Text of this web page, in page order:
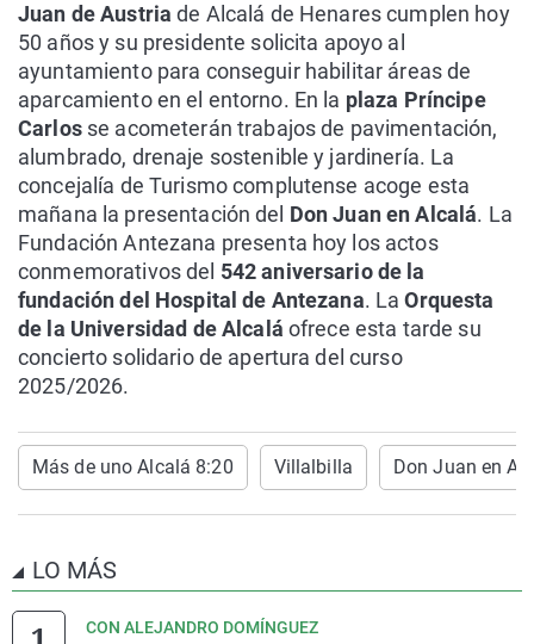
Juan de Austria de Alcalá de Henares cumplen hoy
50 años y su presidente solicita apoyo al
ayuntamiento para conseguir habilitar áreas de
aparcamiento en el entorno. En la plaza Príncipe
Carlosse acometerán trabajos de pavimentación,
alumbrado, drenaje sostenible y jardinería. La
concejalía de Turismo complutense acoge esta
mañana la presentación del Don Juan en Alcalá. La
Fundación Antezana presenta hoy los actos
conmemorativos del 542 aniversario de la
fundación del Hospital de Antezana. LaOrquesta
de la Universidad de Alcalá ofrece esta tarde su
concierto solidario de apertura del curso
2025/2026.
Más de uno Alcalá 8:20 Villalbilla Don Juan en
LO MÁS
CON ALEJANDRO DOMÍNGUEZ